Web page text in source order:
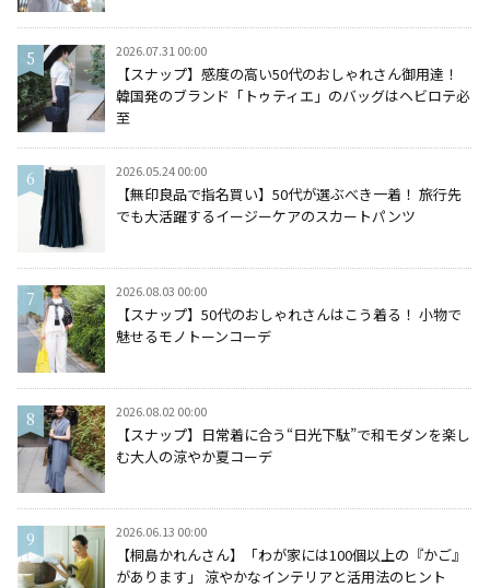
2026.07.31 00:00
【スナップ】感度の高い50代のおしゃれさん御用達！
韓国発のブランド「トゥティエ」のバッグはヘビロテ必
至
2026.05.24 00:00
【無印良品で指名買い】50代が選ぶべき一着！ 旅行先
でも大活躍するイージーケアのスカートパンツ
2026.08.03 00:00
【スナップ】50代のおしゃれさんはこう着る！ 小物で
魅せるモノトーンコーデ
2026.08.02 00:00
【スナップ】日常着に合う“日光下駄”で和モダンを楽し
む大人の涼やか夏コーデ
2026.06.13 00:00
【桐島かれんさん】「わが家には100個以上の『かご』
があります」 涼やかなインテリアと活用法のヒント